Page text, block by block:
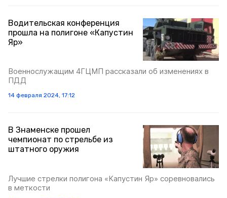
Водительская конференция
прошла на полигоне «Капустин
Яр»
Военнослужащим 4ГЦМП рассказали об изменениях в
ПДД
14 февраля 2024, 17:12
В Знаменске прошел
чемпионат по стрельбе из
штатного оружия
Лучшие стрелки полигона «Капустин Яр» соревновались
в меткости